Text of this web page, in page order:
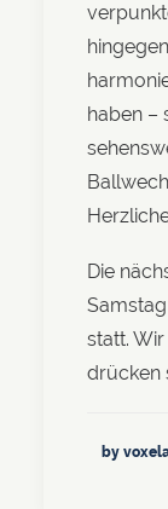
haben –
Die
statt.
drücken
by